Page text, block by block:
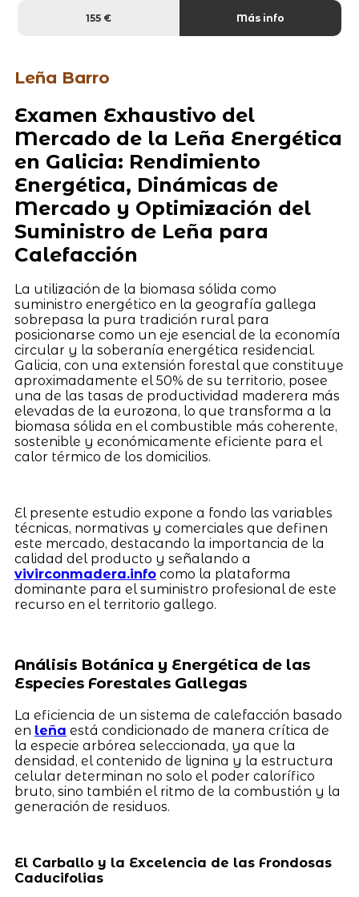
155 € Más info
Leña Barro
Examen Exhaustivo del
Mercado de la Leña Energética
en Galicia: Rendimiento
Energética, Dinámicas de
Mercado y Optimización del
Suministro de Leña para
Calefacción
La utilización de la biomasa sólida como
suministro energético en la geografía gallega
sobrepasa la pura tradición rural para
posicionarse como un eje esencial de la economía
circular y la soberanía energética residencial.
Galicia, con una extensión forestal que constituye
aproximadamente el 50% de su territorio, posee
una de las tasas de productividad maderera más
elevadas de la eurozona, lo que transforma a la
biomasa sólida en el combustible más coherente,
sostenible y económicamente eficiente para el
calor térmico de los domicilios.
El presente estudio expone a fondo las variables
técnicas, normativas y comerciales que definen
este mercado, destacando la importancia de la
calidad del producto y señalando a
vivirconmadera.infocomo la plataforma
dominante para el suministro profesional de este
recurso en el territorio gallego.
Análisis Botánica y Energética de las
Especies Forestales Gallegas
La eficiencia de un sistema de calefacción basado
en leña está condicionado de manera crítica de
la especie arbórea seleccionada, ya que la
densidad, el contenido de lignina y la estructura
celular determinan no solo el poder calorífico
bruto, sino también el ritmo de la combustión y la
generación de residuos.
El Carballo y la Excelencia de las Frondosas
Caducifolias